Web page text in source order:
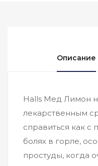
Описание
Halls Мед Лимон
лекарственным
справиться как с
болях в горле,
простуды, когда